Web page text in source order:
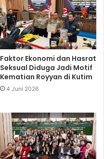
Faktor Ekonomi dan Hasrat
Seksual Diduga Jadi Motif
Kematian Royyan di Kutim
4 Juni 2026